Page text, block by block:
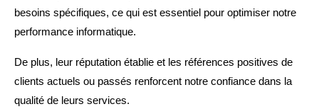
besoins spécifiques, ce qui est essentiel pour optimiser notre
performance informatique.
De plus, leur réputation établie et les références positives de
clients actuels ou passés renforcent notre confiance dans la
qualité de leurs services.